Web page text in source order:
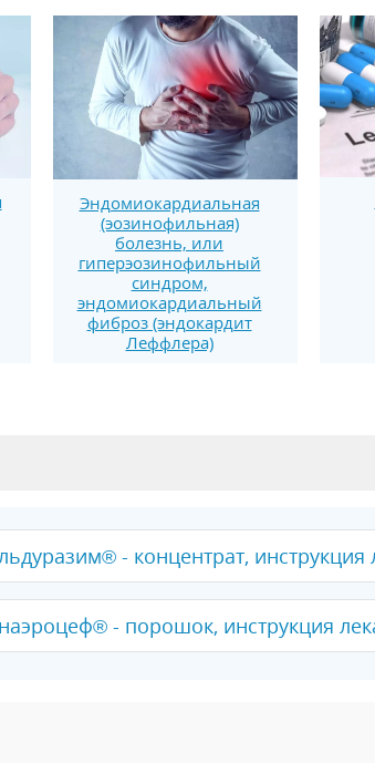
Эндомиокардиальная
(эозинофильная)
болезнь, или
гиперэозинофильный
синдром,
эндомиокардиальный
фиброз (эндокардит
Леффлера)
- концентрат, инструкция
- порошок, инструкция